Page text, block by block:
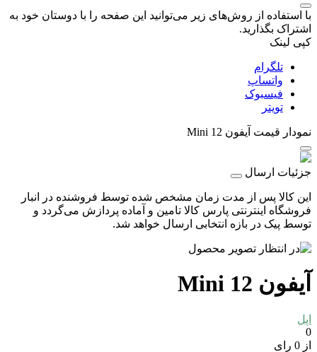
با استفاده از روش‌های زیر می‌توانید این صفحه را با دوستان خود به
اشتراک بگذارید.
کپی لینک
تلگرام
واتساپ
فیسبوک
تویتر
نمودار قیمت آیفون 12 Mini
جزئیات ارسال
این کالا پس از مدت زمان مشخص شده توسط فروشنده در انبار
فروشگاه اینترنتی پارس کالا تامین و آماده پردازش می‌گردد و
توسط پیک در بازه انتخابی ارسال خواهد شد.
آیفون 12 Mini
اپل
0
از 0 رای